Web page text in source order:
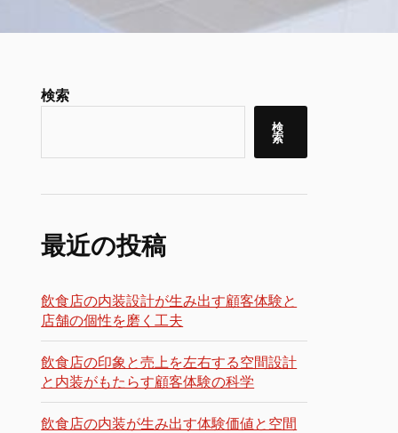
検索
検
索
最近の投稿
飲食店の内装設計が生み出す顧客体験と
店舗の個性を磨く工夫
飲食店の印象と売上を左右する空間設計
と内装がもたらす顧客体験の科学
飲食店の内装が生み出す体験価値と空間